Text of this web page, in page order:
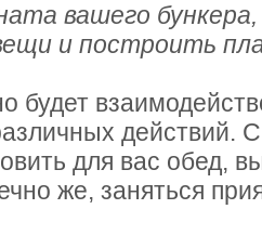
вашего
и построить
будет
действий.
для вас обед,
же, заняться